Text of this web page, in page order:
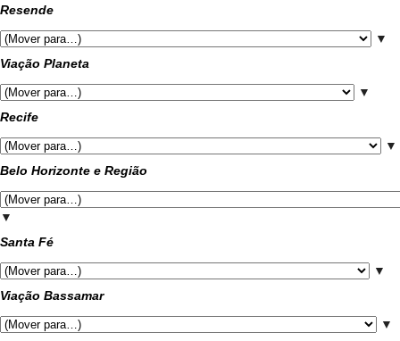
Resende
▼
Viação Planeta
▼
Recife
▼
Belo Horizonte e Região
▼
Santa Fé
▼
Viação Bassamar
▼